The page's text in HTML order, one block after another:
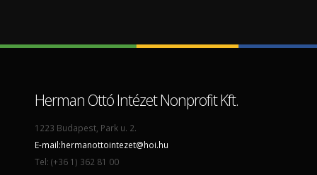
Herman Ottó Intézet Nonprofit Kft.
1223 Budapest, Park u. 2.
E-mail:hermanottointezet@hoi.hu
Tel: (+36 1) 362 81 00